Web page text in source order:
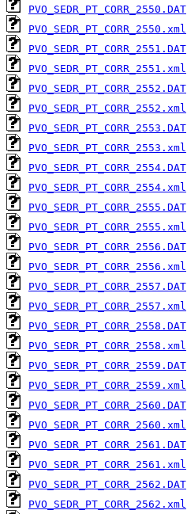
PVO_SEDR_PT_CORR_2550.DAT
PVO_SEDR_PT_CORR_2550.xml
PVO_SEDR_PT_CORR_2551.DAT
PVO_SEDR_PT_CORR_2551.xml
PVO_SEDR_PT_CORR_2552.DAT
PVO_SEDR_PT_CORR_2552.xml
PVO_SEDR_PT_CORR_2553.DAT
PVO_SEDR_PT_CORR_2553.xml
PVO_SEDR_PT_CORR_2554.DAT
PVO_SEDR_PT_CORR_2554.xml
PVO_SEDR_PT_CORR_2555.DAT
PVO_SEDR_PT_CORR_2555.xml
PVO_SEDR_PT_CORR_2556.DAT
PVO_SEDR_PT_CORR_2556.xml
PVO_SEDR_PT_CORR_2557.DAT
PVO_SEDR_PT_CORR_2557.xml
PVO_SEDR_PT_CORR_2558.DAT
PVO_SEDR_PT_CORR_2558.xml
PVO_SEDR_PT_CORR_2559.DAT
PVO_SEDR_PT_CORR_2559.xml
PVO_SEDR_PT_CORR_2560.DAT
PVO_SEDR_PT_CORR_2560.xml
PVO_SEDR_PT_CORR_2561.DAT
PVO_SEDR_PT_CORR_2561.xml
PVO_SEDR_PT_CORR_2562.DAT
PVO_SEDR_PT_CORR_2562.xml